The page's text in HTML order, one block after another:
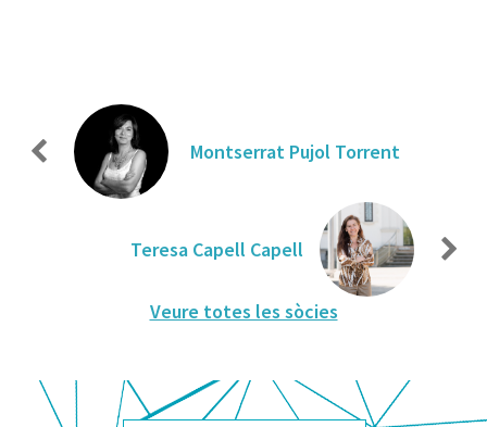
Montserrat Pujol Torrent
Teresa Capell Capell
Veure totes les sòcies